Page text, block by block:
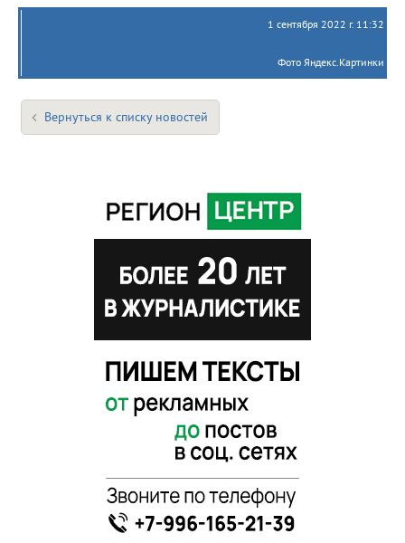
1 сентября 2022 г. 11:32
Фото Яндекс.Картинки
Вернуться к списку новостей